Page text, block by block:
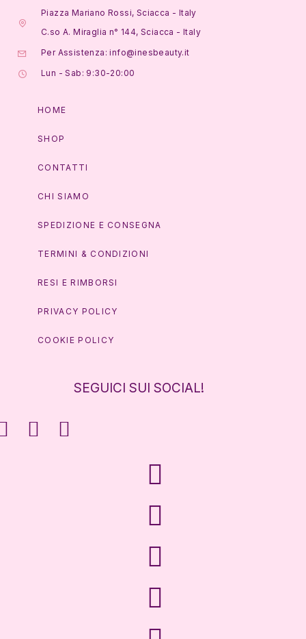
Piazza Mariano Rossi, Sciacca - Italy
C.so A. Miraglia n° 144, Sciacca - Italy
Per Assistenza: info@inesbeauty.it
Lun - Sab: 9:30-20:00
HOME
SHOP
CONTATTI
CHI SIAMO
SPEDIZIONE E CONSEGNA
TERMINI & CONDIZIONI
RESI E RIMBORSI
PRIVACY POLICY
COOKIE POLICY
SEGUICI SUI SOCIAL!